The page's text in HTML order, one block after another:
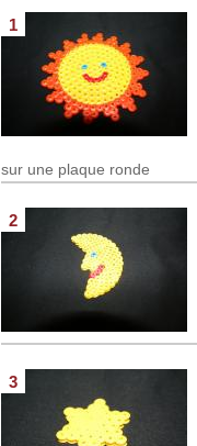
1
sur une plaque ronde
2
3